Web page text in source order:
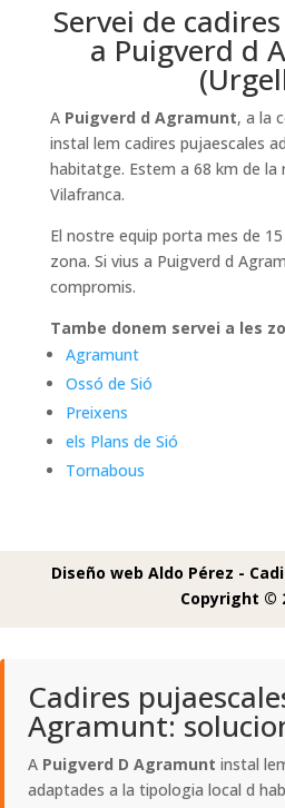
Servei de
a Puigverd d
A Puigverd d Agramunt, a la
instal lem cadires pujaescales
habitatge. Estem a 68 km de la
Vilafranca.
El nostre equip porta mes de
zona. Si vius a Puigverd d
compromis.
Tambe donem servei a les
Agramunt
Ossó de Sió
Preixens
els Plans de Sió
Tornabous
Diseño web Aldo Pérez -
Copyright ©
Cadires
Agramunt:
A Puigverd D Agramunt instal
adaptades a la tipologia local d